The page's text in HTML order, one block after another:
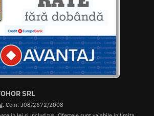
SRL
Com: J08/2672/2008